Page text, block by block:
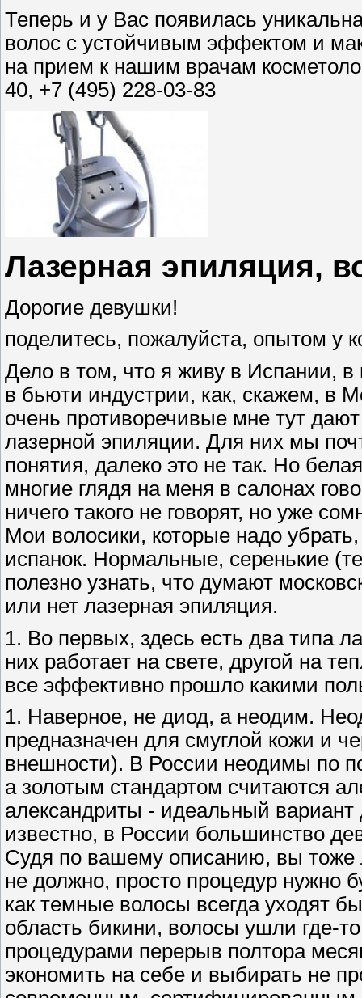
Теперь и у Вас появилась
волос с устойчивым эффектом и
на прием к нашим врачам
40, +7 (495) 228-03-83
Лазерная эпиляция,
Дорогие девушки!
поделитесь, пожалуйста, опытом у
Дело в том, что я живу в Испании, в
в бьюти индустрии, как, скажем, в
очень противоречивые мне тут
лазерной эпиляции. Для них мы
понятия, далеко это не так. Но
многие глядя на меня в салонах
ничего такого не говорят, но уже
Мои волосики, которые надо
испанок. Нормальные, серенькие
полезно узнать, что думают
или нет лазерная эпиляция.
1. Во первых, здесь есть два типа
них работает на свете, другой на
все эффективно прошло какими
1. Наверное, не диод, а неодим.
предназначен для смуглой кожи и
внешности). В России неодимы по
а золотым стандартом считаются
александриты - идеальный
известно, в России большинство
Судя по вашему описанию, вы тоже
не должно, просто процедур нужно
как темные волосы всегда уходят
область бикини, волосы ушли где-
процедурами перерыв полтора
экономить на себе и выбирать не